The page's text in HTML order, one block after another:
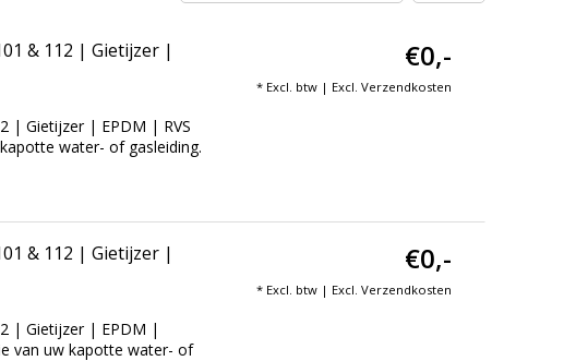
& 112 | Gietijzer |
| Gietijzer | EPDM | RVS
water- of gasleiding.
€0,-
* Excl. btw | Excl. Verzendkosten
& 112 | Gietijzer |
| Gietijzer | EPDM |
van uw kapotte water- of
€0,-
* Excl. btw | Excl. Verzendkosten